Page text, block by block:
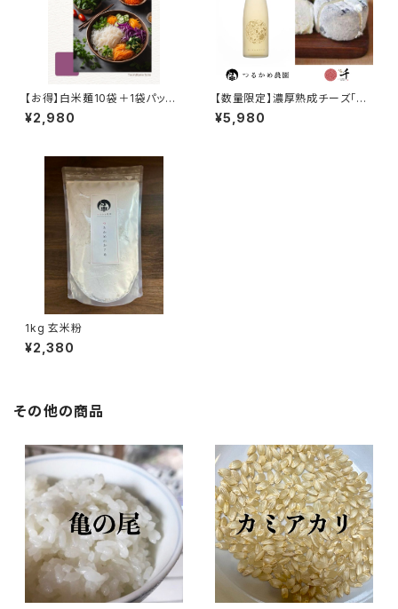
【お得】白米麺10袋＋1袋パック
（ラベルレス）
¥2,980
【数量限定】濃厚熟成チーズ「竹
炭」と生酒「アフス源」
¥5,980
1kg 玄米粉
¥2,380
その他の商品